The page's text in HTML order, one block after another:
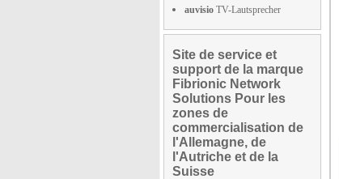
auvisio TV-Lautsprecher
Site de service et
support de la marque
Fibrionic Network
Solutions Pour les
zones de
commercialisation de
l'Allemagne, de
l'Autriche et de la
Suisse